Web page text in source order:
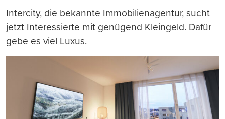
Intercity, die bekannte Immobilienagentur, sucht
jetzt Interessierte mit genügend Kleingeld. Dafür
gebe es viel Luxus.